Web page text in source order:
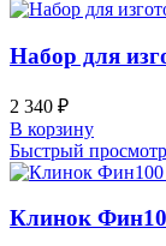
Набор для
2 340 ₽
В корзину
Быстрый просмотр
Клинок